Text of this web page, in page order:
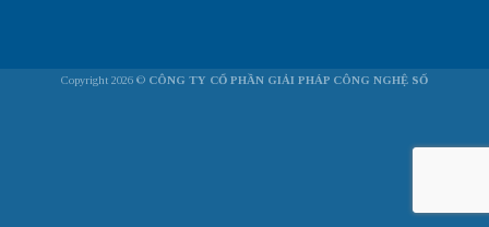
Copyright 2026 © CÔNG TY CỔ PHẦN GIẢI PHÁP CÔNG NGHỆ SỐ